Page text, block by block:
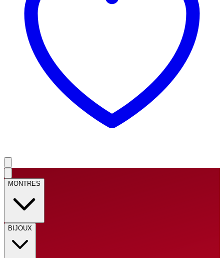
MONTRES
BIJOUX